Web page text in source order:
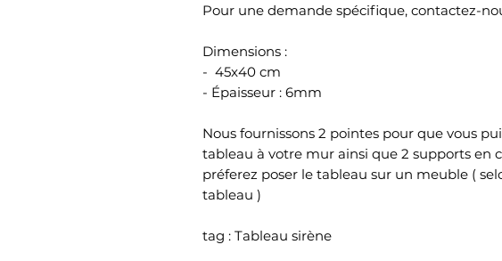
Pour une demande spécifique, contactez-
Dimensions :
- 45x40 cm
- Épaisseur : 6mm
Nous fournissons 2 pointes pour que vous
tableau à votre mur ainsi que 2 supports en
préferez poser le tableau sur un meuble (
tableau )
tag : Tableau sirène